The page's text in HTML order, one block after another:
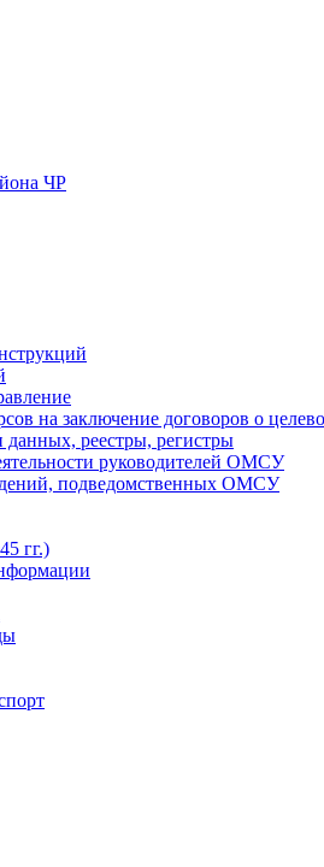
на заключение договоров о
реестры, регистры
руководителей ОМСУ
подведомственных ОМСУ
гг.)